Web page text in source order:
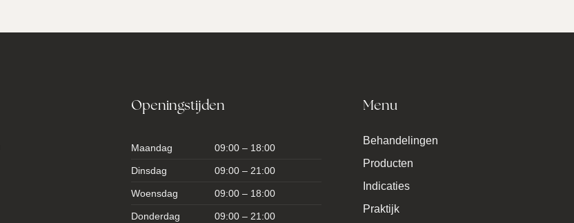
Openingstijden
Maandag 09:00 – 18:00
Dinsdag 09:00 – 21:00
Woensdag 09:00 – 18:00
Donderdag 09:00 – 21:00
Menu
Behandelingen
Producten
Indicaties
Praktijk